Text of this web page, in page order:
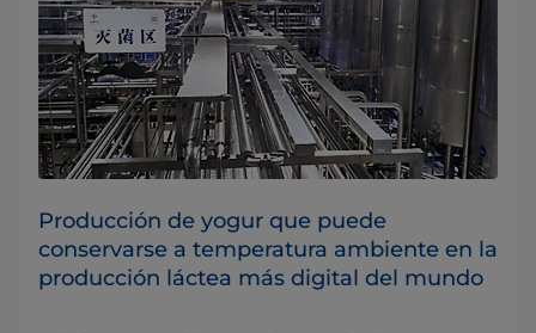
Producción de yogur que puede
conservarse a temperatura ambiente en la
producción láctea más digital del mundo